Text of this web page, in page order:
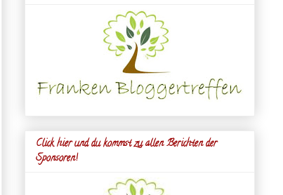
Click hier und du kommst zu allen Berichten der
Sponsoren!